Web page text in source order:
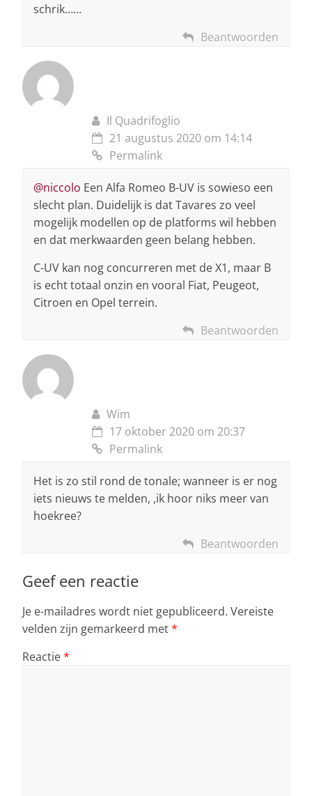
schrik……
Beantwoorden
Il Quadrifoglio
21 augustus 2020 om 14:14
Permalink
@niccolo Een Alfa Romeo B-UV is sowieso een
slecht plan. Duidelijk is dat Tavares zo veel
mogelijk modellen op de platforms wil hebben
en dat merkwaarden geen belang hebben.
C-UV kan nog concurreren met de X1, maar B
is echt totaal onzin en vooral Fiat, Peugeot,
Citroen en Opel terrein.
Beantwoorden
Wim
17 oktober 2020 om 20:37
Permalink
Het is zo stil rond de tonale; wanneer is er nog
iets nieuws te melden, ,ik hoor niks meer van
hoekree?
Beantwoorden
Geef een reactie
Je e-mailadres wordt niet gepubliceerd. Vereiste
velden zijn gemarkeerd met*
Reactie*